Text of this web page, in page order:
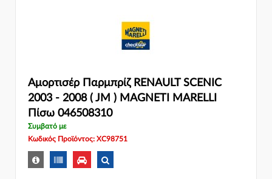
Αμορτισέρ Παρμπρίζ RENAULT SCENIC
2003 - 2008 ( JM ) MAGNETI MARELLI
Πίσω 046508310
Συμβατό με
Κωδικός Προϊόντος: XC98751